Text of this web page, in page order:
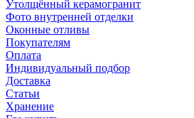
Утолщённый керамогранит
Фото внутренней отделки
Оконные отливы
Покупателям
Оплата
Индивидуальный подбор
Доставка
Статьи
Хранение